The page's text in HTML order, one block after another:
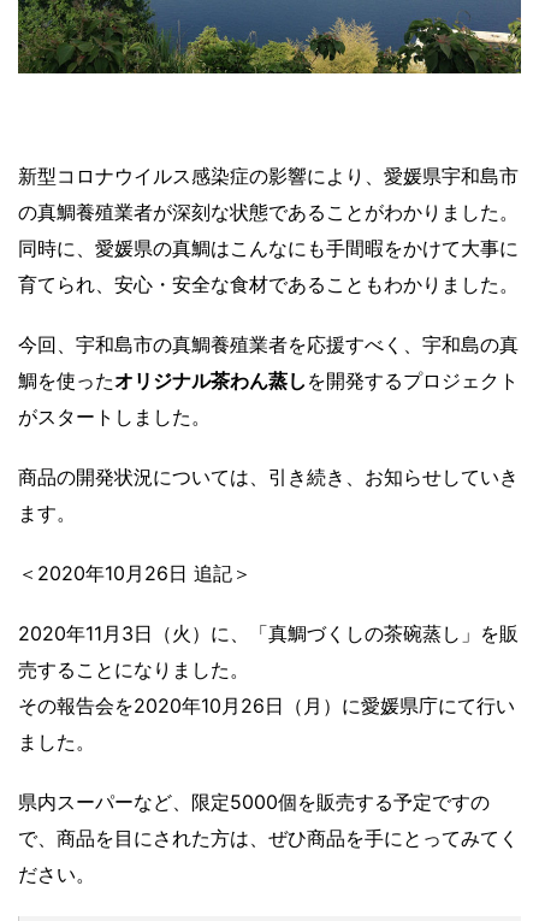
新型コロナウイルス感染症の影響により、愛媛県宇和島市
の真鯛養殖業者が深刻な状態であることがわかりました。
同時に、愛媛県の真鯛はこんなにも手間暇をかけて大事に
育てられ、安心・安全な食材であることもわかりました。
今回、宇和島市の真鯛養殖業者を応援すべく、宇和島の真
鯛を使ったオリジナル茶わん蒸し を開発するプロジェクト
がスタートしました。
商品の開発状況については、引き続き、お知らせしていき
ます。
＜2020年10月26日 追記＞
2020年11月3日（火）に、「真鯛づくしの茶碗蒸し」を販
売することになりました。
その報告会を2020年10月26日（月）に愛媛県庁にて行い
ました。
県内スーパーなど、限定5000個を販売する予定ですの
で、商品を目にされた方は、ぜひ商品を手にとってみてく
ださい。